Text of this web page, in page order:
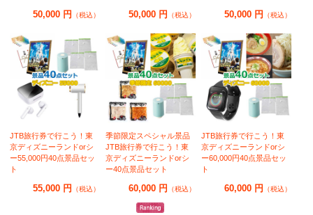
50,000 円 （税込） 50,000 円 （税込） 50,000 円 （税込）
JTB旅行券で行こう！東
京ディズニーランドorシ
ー55,000円40点景品セッ
ト
55,000 円 （税込）
季節限定スペシャル景品
JTB旅行券で行こう！東
京ディズニーランドorシ
ー40点景品セット
60,000 円 （税込）
JTB旅行券で行こう！東
京ディズニーランドorシ
ー60,000円40点景品セッ
ト
60,000 円 （税込）